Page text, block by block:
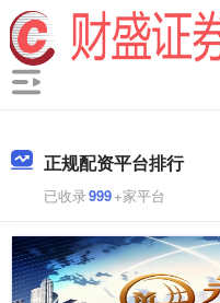
正规配资平台排行
已收录999+家平台